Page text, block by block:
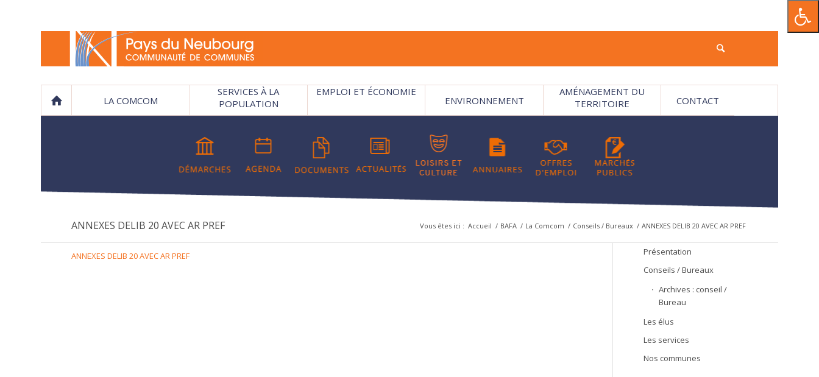
LA COMCOM
SERVICES À LA
POPULATION
EMPLOI ET ÉCONOMIE
ENVIRONNEMENT
AMÉNAGEMENT DU
TERRITOIRE
CONTACT
ANNEXES DELIB 20 AVEC AR PREF Vous êtes ici : Accueil / BAFA / La Comcom / Conseils / Bureaux / ANNEXES DELIB 20 AVEC AR PREF
ANNEXES DELIB 20 AVEC AR PREF
Présentation
Conseils / Bureaux
Archives : conseil /
Bureau
Les élus
Les services
Nos communes